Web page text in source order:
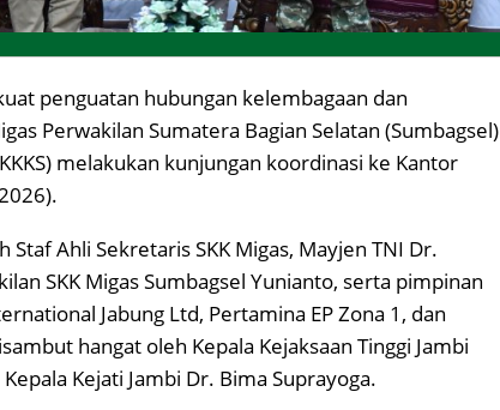
penguatan hubungan kelembagaan dan
Perwakilan Sumatera Bagian Selatan (Sumbagsel)
melakukan kunjungan koordinasi ke Kantor
Ahli Sekretaris SKK Migas, Mayjen TNI Dr.
SKK Migas Sumbagsel Yunianto, serta pimpinan
Jabung Ltd, Pertamina EP Zona 1, dan
hangat oleh Kepala Kejaksaan Tinggi Jambi
Kejati Jambi Dr. Bima Suprayoga.